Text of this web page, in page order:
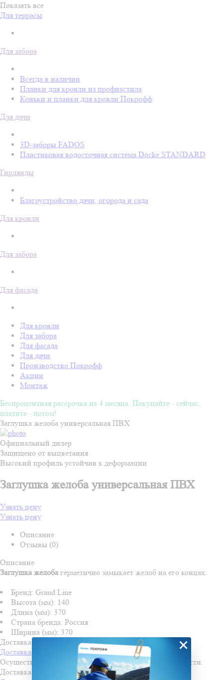
Показать все
Для террасы
Для забора
Всегда в наличии
Планки для кровли из профнастила
Коньки и планки для кровли Покрофф
Для дачи
3D-заборы FADOS
Пластиковая водосточная система Döcke STANDARD
Гирлянды
Благоустройство дачи, огорода и сада
Для кровли
Для забора
Для фасада
Для кровли
Для забора
Для фасада
Для дачи
Производство Покрофф
Акции
Монтаж
Беспроцентная рассрочка на 4 месяца. Покупайте - сейчас,
платите - потом!
Заглушка желоба универсальная ПВХ
Официальный дилер
Защищено от выцветания
Высокий профиль устойчив к деформации
Заглушка желоба универсальная ПВХ
Узнать цену
Узнать цену
Описание
Отзывы (0)
Описание
Заглушка желобагерметично замыкает желоб на его концах.
Бренд: Grand Line
Высота (мм): 140
Длина (мм): 370
Страна бренда: Россия
Ширина (мм): 370
Доставка и оплата
Доставка
Осуществляем доставку во все города Пензенской области.
Доставка осуществляется по льготной стоимости!
×